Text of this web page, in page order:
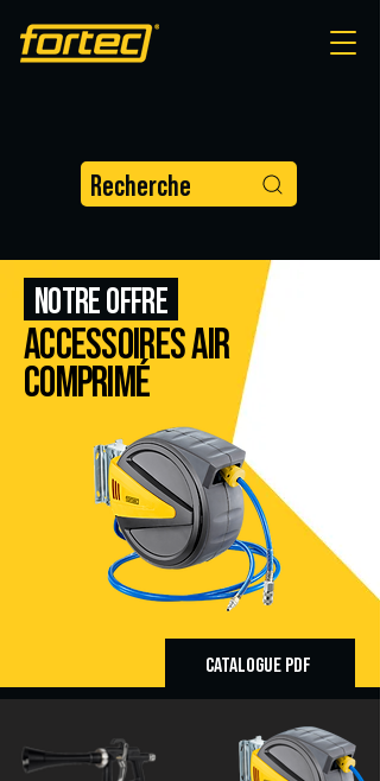
Recherche
NOTRE OFFRE
ACCESSOIRES AIR
COMPRIMÉ
CATALOGUE PDF